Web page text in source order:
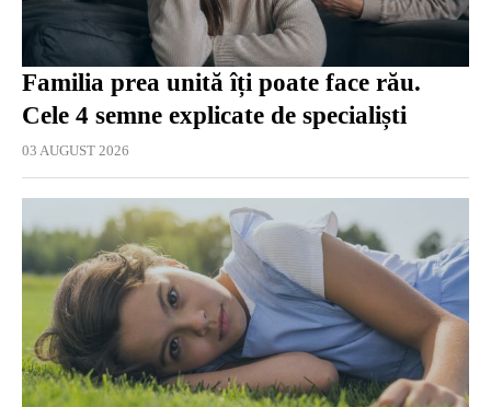
Familia prea unită îți poate face rău.
Cele 4 semne explicate de specialiști
03 AUGUST 2026